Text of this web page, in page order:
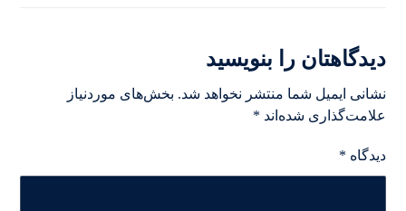
دیدگاهتان را بنویسید
نشانی ایمیل شما منتشر نخواهد شد. بخش‌های موردنیاز
علامت‌گذاری شده‌اند *
دیدگاه *